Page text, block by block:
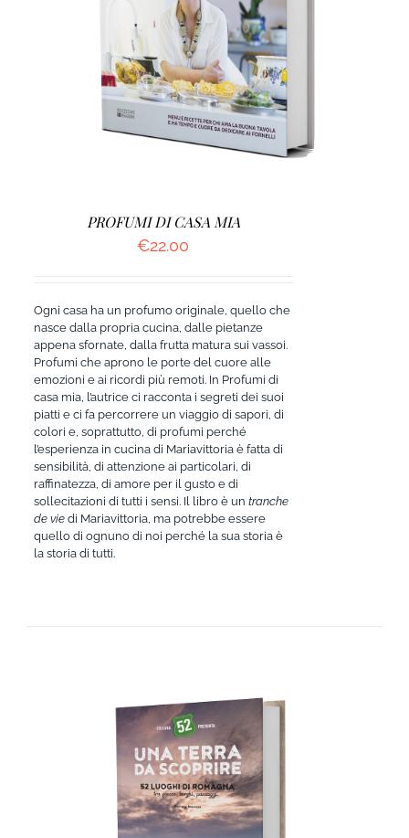
AGGIUNGI AL CARRELLO / DETTAGLI
PROFUMI DI CASA MIA
€22.00
Ogni casa ha un profumo originale, quello che
nasce dalla propria cucina, dalle pietanze
appena sfornate, dalla frutta matura sui vassoi.
Profumi che aprono le porte del cuore alle
emozioni e ai ricordi più remoti. In Profumi di
casa mia, l’autrice ci racconta i segreti dei suoi
piatti e ci fa percorrere un viaggio di sapori, di
colori e, soprattutto, di profumi perché
l’esperienza in cucina di Mariavittoria è fatta di
sensibilità, di attenzione ai particolari, di
raffinatezza, di amore per il gusto e di
sollecitazioni di tutti i sensi. Il libro è un tranche
de vie di Mariavittoria, ma potrebbe essere
quello di ognuno di noi perché la sua storia è
la storia di tutti.